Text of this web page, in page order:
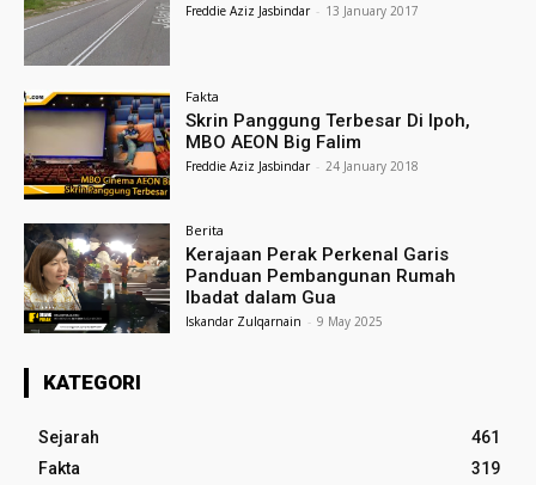
Freddie Aziz Jasbindar - 13 January 2017
Fakta
Skrin Panggung Terbesar Di Ipoh,
MBO AEON Big Falim
Freddie Aziz Jasbindar - 24 January 2018
Berita
Kerajaan Perak Perkenal Garis
Panduan Pembangunan Rumah
Ibadat dalam Gua
Iskandar Zulqarnain - 9 May 2025
KATEGORI
Sejarah
461
Fakta
319